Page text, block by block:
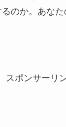
のか。あな
スポンサーリ